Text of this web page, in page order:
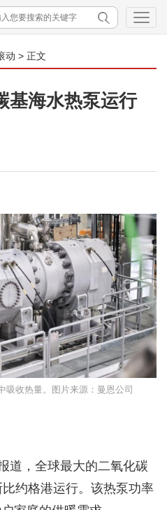
动 > 正文
基海水热泵运行
吸收热量。图片来源：曼恩公司
道，全球最大的二氧化碳
约格港运行。该热泵功率